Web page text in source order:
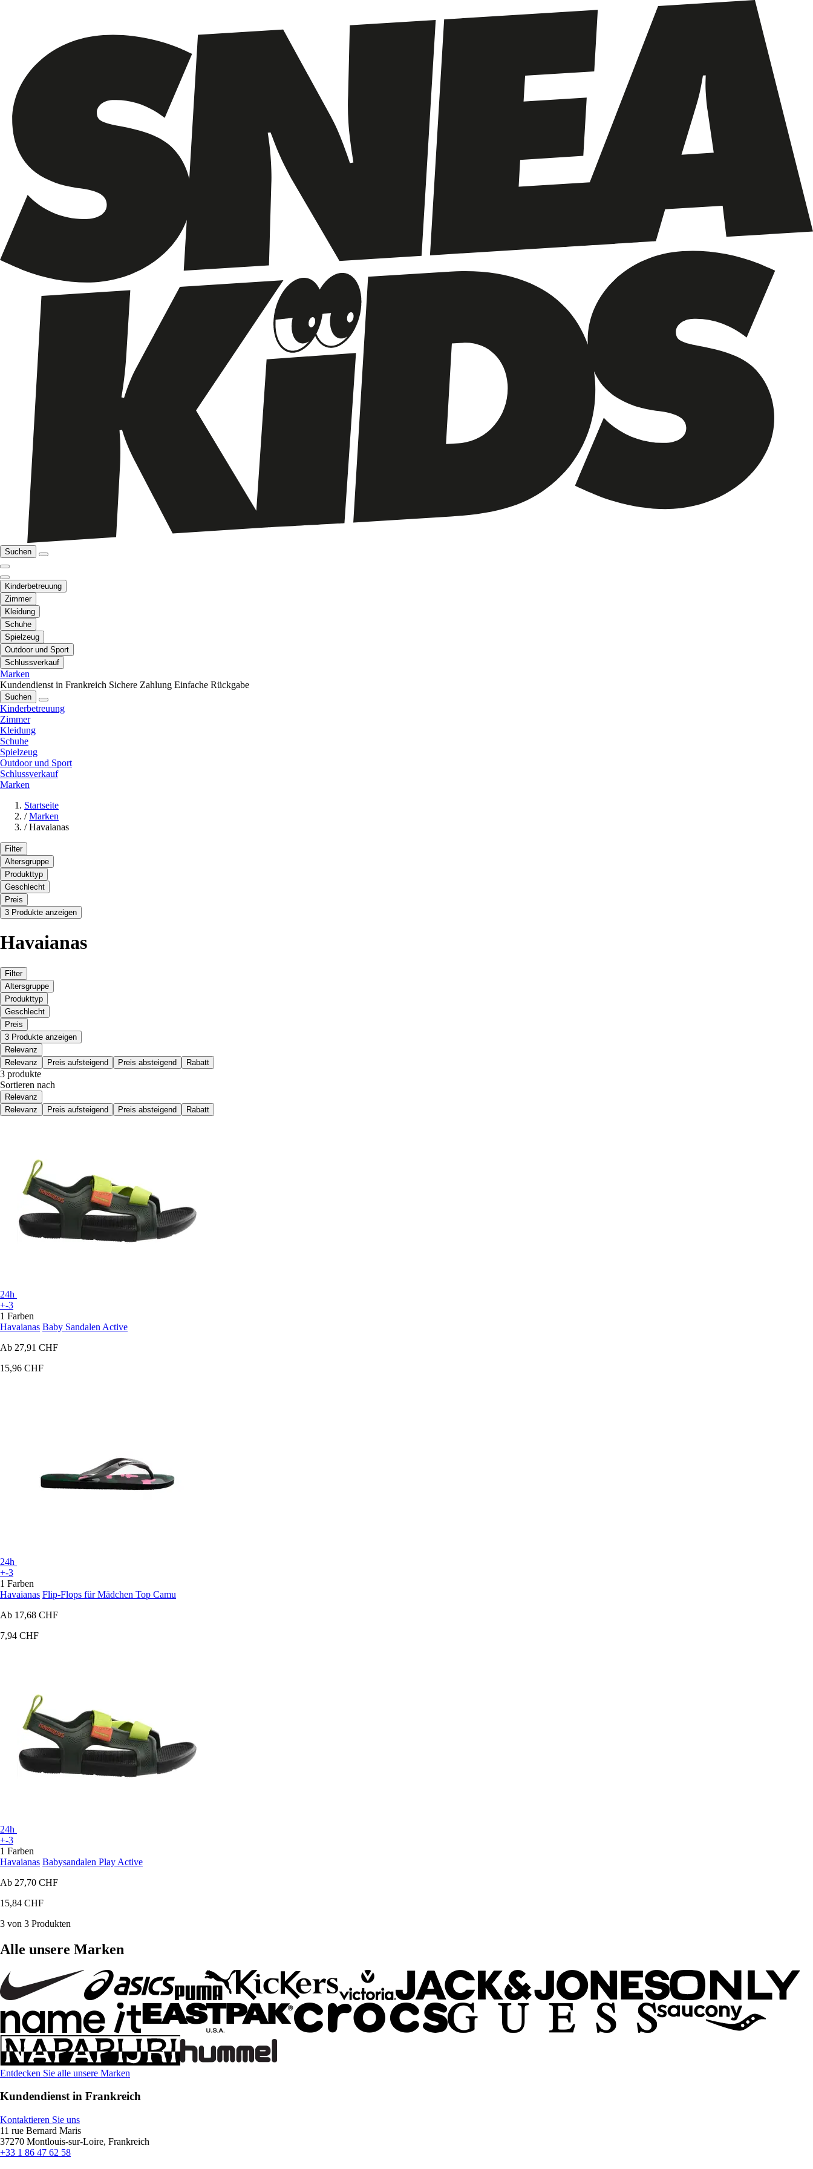
Suchen
Kinderbetreuung
Zimmer
Kleidung
Schuhe
Spielzeug
Outdoor und Sport
Schlussverkauf
Marken
Kundendienst in Frankreich Sichere Zahlung Einfache Rückgabe
Suchen
Kinderbetreuung
Zimmer
Kleidung
Schuhe
Spielzeug
Outdoor und Sport
Schlussverkauf
Marken
Startseite
/ Marken
/ Havaianas
Filter
Altersgruppe
Produkttyp
Geschlecht
Preis
3 Produkte anzeigen
Havaianas
Filter
Altersgruppe
Produkttyp
Geschlecht
Preis
3 Produkte anzeigen
Relevanz
Relevanz
Preis aufsteigend Preis absteigend Rabatt
3 produkte
Sortieren nach
Relevanz
Relevanz
Preis aufsteigend Preis absteigend Rabatt
24h
+-3
1 Farben
Havaianas Baby Sandalen Active
Ab 27,91 CHF
15,96 CHF
24h
+-3
1 Farben
Havaianas Flip-Flops für Mädchen Top Camu
Ab 17,68 CHF
7,94 CHF
24h
+-3
1 Farben
Havaianas Babysandalen Play Active
Ab 27,70 CHF
15,84 CHF
3 von 3 Produkten
Alle unsere Marken
Entdecken Sie alle unsere Marken
Kundendienst in Frankreich
Kontaktieren Sie uns
11 rue Bernard Maris
37270 Montlouis-sur-Loire, Frankreich
+33 1 86 47 62 58